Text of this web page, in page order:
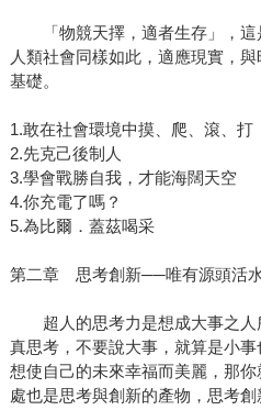
「物競天擇，適者生存」，這
人類社會同樣如此，適應現實，
基礎。
1.敢在社會環境中摸、爬、滾、打
2.先克己後制人
3.學會戰勝自我，才能海闊天空
4.你充電了嗎？
5.為比爾．蓋茲喝采
第二章 思考創新──唯有源頭活
超人的思考力是想成大事之人
真思考，不要說大事，就算是小事
想使自己的未來幸福而美麗，那
處也是思考與創新的產物，思考創